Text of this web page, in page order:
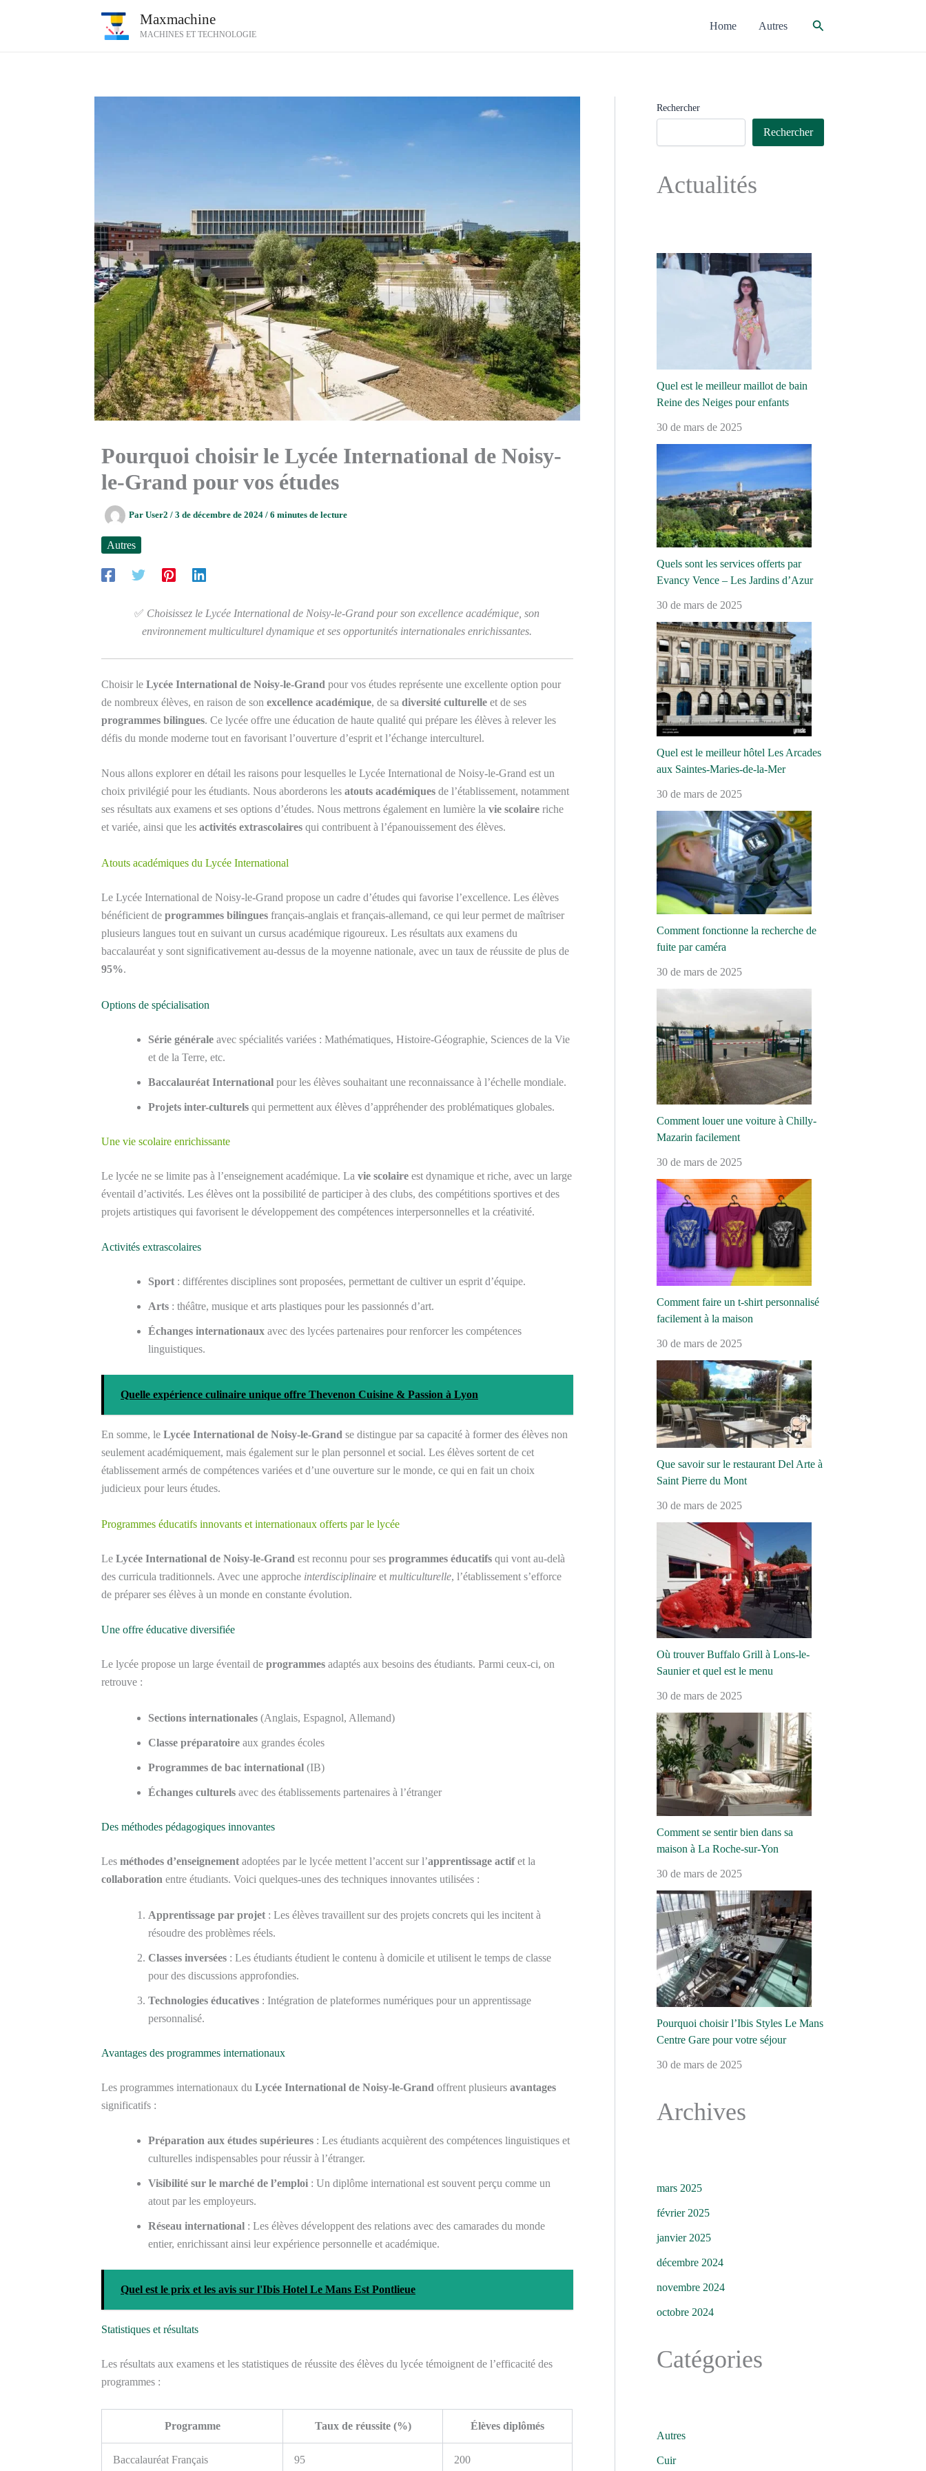
Maxmachine
MACHINES ET TECHNOLOGIE
Home Autres Rechercher
Pourquoi choisir le Lycée International de Noisy-
le-Grand pour vos études
Par User2 / 3 de décembre de 2024 / 6 minutes de lecture
Autres
✅ Choisissez le Lycée International de Noisy-le-Grand pour son excellence académique, son
environnement multiculturel dynamique et ses opportunités internationales enrichissantes.
Choisir le Lycée International de Noisy-le-Grand pour vos études représente une excellente option pour
de nombreux élèves, en raison de son excellence académique, de sa diversité culturelle et de ses
programmes bilingues. Ce lycée offre une éducation de haute qualité qui prépare les élèves à relever les
défis du monde moderne tout en favorisant l’ouverture d’esprit et l’échange interculturel.
Nous allons explorer en détail les raisons pour lesquelles le Lycée International de Noisy-le-Grand est un
choix privilégié pour les étudiants. Nous aborderons les atouts académiques de l’établissement, notamment
ses résultats aux examens et ses options d’études. Nous mettrons également en lumière la vie scolaire riche
et variée, ainsi que les activités extrascolaires qui contribuent à l’épanouissement des élèves.
Atouts académiques du Lycée International
Le Lycée International de Noisy-le-Grand propose un cadre d’études qui favorise l’excellence. Les élèves
bénéficient de programmes bilingues français-anglais et français-allemand, ce qui leur permet de maîtriser
plusieurs langues tout en suivant un cursus académique rigoureux. Les résultats aux examens du
baccalauréat y sont significativement au-dessus de la moyenne nationale, avec un taux de réussite de plus de
95%.
Options de spécialisation
Série générale avec spécialités variées : Mathématiques, Histoire-Géographie, Sciences de la Vie
et de la Terre, etc.
Baccalauréat International pour les élèves souhaitant une reconnaissance à l’échelle mondiale.
Projets inter-culturels qui permettent aux élèves d’appréhender des problématiques globales.
Une vie scolaire enrichissante
Le lycée ne se limite pas à l’enseignement académique. La vie scolaire est dynamique et riche, avec un large
éventail d’activités. Les élèves ont la possibilité de participer à des clubs, des compétitions sportives et des
projets artistiques qui favorisent le développement des compétences interpersonnelles et la créativité.
Activités extrascolaires
Sport : différentes disciplines sont proposées, permettant de cultiver un esprit d’équipe.
Arts : théâtre, musique et arts plastiques pour les passionnés d’art.
Échanges internationaux avec des lycées partenaires pour renforcer les compétences
linguistiques.
Quelle expérience culinaire unique offre Thevenon Cuisine & Passion à Lyon
En somme, le Lycée International de Noisy-le-Grand se distingue par sa capacité à former des élèves non
seulement académiquement, mais également sur le plan personnel et social. Les élèves sortent de cet
établissement armés de compétences variées et d’une ouverture sur le monde, ce qui en fait un choix
judicieux pour leurs études.
Programmes éducatifs innovants et internationaux offerts par le lycée
Le Lycée International de Noisy-le-Grand est reconnu pour ses programmes éducatifs qui vont au-delà
des curricula traditionnels. Avec une approche interdisciplinaire et multiculturelle, l’établissement s’efforce
de préparer ses élèves à un monde en constante évolution.
Une offre éducative diversifiée
Le lycée propose un large éventail de programmes adaptés aux besoins des étudiants. Parmi ceux-ci, on
retrouve :
Sections internationales (Anglais, Espagnol, Allemand)
Classe préparatoire aux grandes écoles
Programmes de bac international (IB)
Échanges culturels avec des établissements partenaires à l’étranger
Des méthodes pédagogiques innovantes
Les méthodes d’enseignement adoptées par le lycée mettent l’accent sur l’apprentissage actifet la
collaboration entre étudiants. Voici quelques-unes des techniques innovantes utilisées :
Apprentissage par projet : Les élèves travaillent sur des projets concrets qui les incitent à
résoudre des problèmes réels.
Classes inversées : Les étudiants étudient le contenu à domicile et utilisent le temps de classe
pour des discussions approfondies.
Technologies éducatives : Intégration de plateformes numériques pour un apprentissage
personnalisé.
Avantages des programmes internationaux
Les programmes internationaux du Lycée International de Noisy-le-Grand offrent plusieurs avantages
significatifs :
Préparation aux études supérieures : Les étudiants acquièrent des compétences linguistiques et
culturelles indispensables pour réussir à l’étranger.
Visibilité sur le marché de l’emploi : Un diplôme international est souvent perçu comme un
atout par les employeurs.
Réseau international : Les élèves développent des relations avec des camarades du monde
entier, enrichissant ainsi leur expérience personnelle et académique.
Quel est le prix et les avis sur l'Ibis Hotel Le Mans Est Pontlieue
Statistiques et résultats
Les résultats aux examens et les statistiques de réussite des élèves du lycée témoignent de l’efficacité des
programmes :
Programme Taux de réussite (%) Élèves diplômés
Baccalauréat Français 95 200
Rechercher
Rechercher
Actualités
Quel est le meilleur maillot de bain
Reine des Neiges pour enfants
30 de mars de 2025
Quels sont les services offerts par
Evancy Vence – Les Jardins d’Azur
30 de mars de 2025
Quel est le meilleur hôtel Les Arcades
aux Saintes-Maries-de-la-Mer
30 de mars de 2025
Comment fonctionne la recherche de
fuite par caméra
30 de mars de 2025
Comment louer une voiture à Chilly-
Mazarin facilement
30 de mars de 2025
Comment faire un t-shirt personnalisé
facilement à la maison
30 de mars de 2025
Que savoir sur le restaurant Del Arte à
Saint Pierre du Mont
30 de mars de 2025
Où trouver Buffalo Grill à Lons-le-
Saunier et quel est le menu
30 de mars de 2025
Comment se sentir bien dans sa
maison à La Roche-sur-Yon
30 de mars de 2025
Pourquoi choisir l’Ibis Styles Le Mans
Centre Gare pour votre séjour
30 de mars de 2025
Archives
mars 2025
février 2025
janvier 2025
décembre 2024
novembre 2024
octobre 2024
Catégories
Autres
Cuir